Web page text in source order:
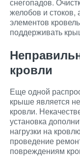
желобов и
элементов
поддерживать
кровли
Еще одной
крыше является
кровли.
установка
нагрузки на
проведение
повреждениям